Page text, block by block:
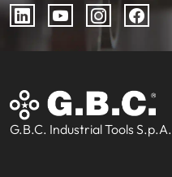
G.B.C. Industrial Tools S.p.A.